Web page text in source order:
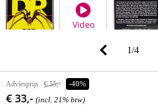
Video
1/4
Adviesprijs € 55,- -40%
€ 33,- (incl. 21% btw)